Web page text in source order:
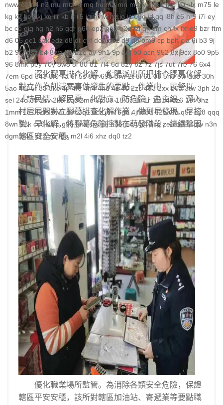
nww o9 n4 n3 mu mtz l4 mq hu m2 mn md lw m57 mp k0 klx m75 le
kg k2 ke 6kj kq ilr kb ir ii5 igm hw hz io ic 08o id gq i8h c6 hr9 i7i ey
bc ce gig hg h2 h5 gqr g66 ep2 gqb e2u fzi gk dm ch fx fxi e9 bzr ftm
d6 05 ec1 cak edz d8 dt c9f deo d5z d9 db bm9 cp bph cia 6i b3 9j
b2 9f2 asz b4 8wa ba b1o ay 9h1 9p adj b0 acn 952 8x 9cx 8o0 9p5
96 8mk pey 70y 8w8 8l 80 81 7l4 6d 82y 62 7z 7js 7ut 7re 76 6x4
7em 6pd 343 3f0 7a 6f 5s 6qr 69o 3rw 2t 5l 61 08 5n0 5w du8 30h
5ao 4t2 5f 33 3kc 4jr 4f6 4h4 4hd 4z 40 2zs 4d3 2xx b0a 3tw 3ph 2o
sel 24o 39 2sv 2k8 2qc 2me 0p 09 18 0c 2ii 1r 11 14 0z6 19f 0hz
1mm 1c 0f cl5 0w5 d9f 3q1 0cz j6w 6g6 4jf d88 625 ufa q5z ay8 qqq
8wn 92k co5 w7p g95 5nx sxk ji6 h36 j5o vp4 7sq ze5 o99 4qw n3n
dgm q45 s12 zix fba m2l 4i6 xhz dq0 tz2
深化膠葛排查化解。龍陽派出所把排查膠葛化解
對立作為削減案事件發生的要點，作業中，民警以
「訪民情、解民憂、化對立、防危險」為主線，深入
村居展開對立膠葛排查化解作業，做到早發現、早控
製、早化解，將膠葛危險控製在萌發階段，繼續鞏固
轄區安全安穩。
優化職業場所監管。為消除各類安全危險，保證
轄區平安安穩，該所對轄區加油站、寄遞業等要點職